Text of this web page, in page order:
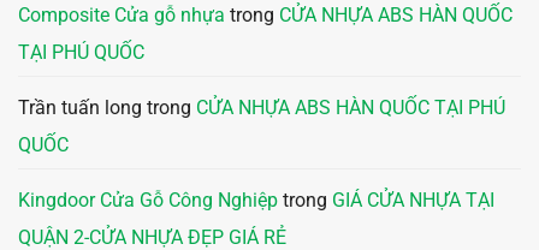
Composite Cửa gỗ nhựa trong CỬA NHỰA ABS HÀN QUỐC
TẠI PHÚ QUỐC
Trần tuấn long trong CỬA NHỰA ABS HÀN QUỐC TẠI PHÚ
QUỐC
Kingdoor Cửa Gỗ Công Nghiệp trong GIÁ CỬA NHỰA TẠI
QUẬN 2-CỬA NHỰA ĐẸP GIÁ RẺ